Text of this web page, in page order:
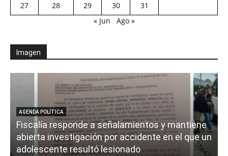
27
28 29 30
31
« Jun
Ago »
Imagen
AGENDA POLÍTICA
Fiscalía responde a señalamientos y mantiene
abierta investigación por accidente en el que un
adolescente resultó lesionado